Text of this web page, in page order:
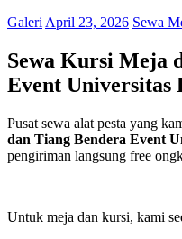
GaleriApril 23, 2026 Sewa
Sewa Kursi Meja
Event Universitas
Pusat sewa alat pesta yang
dan Tiang Bendera Event
pengiriman langsung free
Untuk meja dan kursi, kami